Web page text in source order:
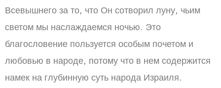
Всевышнего за то, что Он сотворил луну, чьим
светом мы наслаждаемся ночью. Это
благословение пользуется особым почетом и
любовью в народе, потому что в нем содержится
намек на глубинную суть народа Израиля.